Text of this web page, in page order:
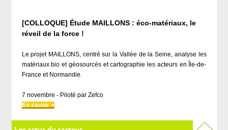
[COLLOQUE] Étude MAILLONS : éco-matériaux, le
réveil de la force !
Le projet MAILLONS, centré sur la Vallée de la Seine, analyse les
matériaux bio et géosourcés et cartographie les acteurs en Île-de-
France et Normandie.
7 novembre - Piloté par Zefco
En savoir +